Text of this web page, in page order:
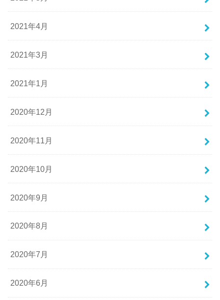
2021年4月
2021年3月
2021年1月
2020年12月
2020年11月
2020年10月
2020年9月
2020年8月
2020年7月
2020年6月